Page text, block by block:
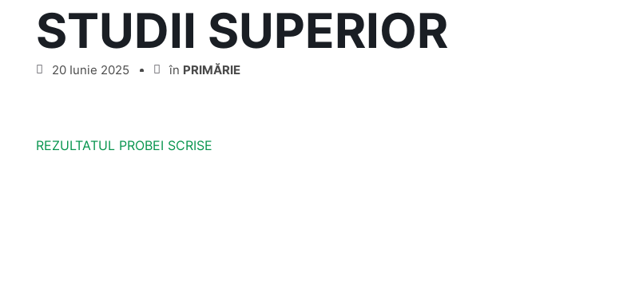
STUDII SUPERIOR
20 Iunie 2025 în PRIMĂRIE
REZULTATUL PROBEI SCRISE